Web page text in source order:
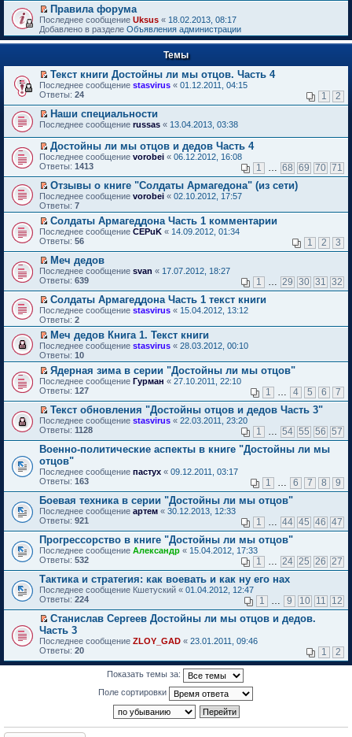
й
т
и
к
п
в
о
м
у
н
е
п
р
о
ч
и
т
а
н
н
о
м
у
с
о
о
б
щ
е
н
и
ю
П
е
р
е
т
и
к
п
р
в
о
м
у
н
е
п
р
о
ч
и
т
а
н
н
о
м
у
с
о
о
б
щ
е
н
и
ю
Правила форума
Последнее сообщение Uksus « 18.02.2013, 08:17
Добавлено в разделе Объявления администрации
Темы
П
е
е
й
т
и
к
п
е
р
в
о
м
у
н
е
п
р
о
ч
и
т
а
н
н
о
м
у
с
о
о
б
щ
е
и
ю
Текст книги Достойны ли мы отцов. Часть 4
Последнее сообщение stasvirus « 01.12.2011, 04:15
Ответы: 24 1 2
П
р
е
й
т
и
к
п
е
р
в
о
м
у
н
е
п
р
о
ч
и
т
а
н
н
о
м
у
с
о
б
щ
е
н
и
ю
Наши специальности
Последнее сообщение russas « 13.04.2013, 03:38
П
е
е
й
т
и
к
п
е
в
о
м
у
н
е
п
р
о
ч
и
т
а
н
н
о
м
у
с
о
щ
е
н
и
ю
Достойны ли мы отцов и дедов Часть 4
Последнее сообщение vorobei « 06.12.2012, 16:08
Ответы: 1413 1 68 69 70 71
П
е
р
е
й
т
и
п
е
в
о
м
у
н
е
п
р
о
ч
и
т
н
н
о
м
у
с
о
о
б
щ
е
н
и
ю
Отзывы о книге "Солдаты Армагедона" (из сети)
Последнее сообщение vorobei « 02.10.2012, 17:57
Ответы: 7
П
е
е
й
т
и
к
п
е
р
в
о
м
у
н
е
п
р
о
ч
и
а
н
н
о
м
у
с
о
о
б
щ
е
н
и
ю
Солдаты Армагеддона Часть 1 комментарии
Последнее сообщение CEPuK « 14.09.2012, 01:34
Ответы: 56 1 2 3
П
е
е
й
т
и
п
е
р
в
о
м
у
н
е
п
р
о
ч
и
т
а
н
н
о
м
у
с
о
о
б
щ
е
н
и
ю
Меч дедов
Последнее сообщение svan « 17.07.2012, 18:27
Ответы: 639 1 29 30 31 32
П
е
р
е
й
т
и
к
п
е
р
о
м
у
н
е
п
р
о
ч
и
т
а
н
н
о
м
у
с
о
о
б
щ
е
н
и
Солдаты Армагеддона Часть 1 текст книги
Последнее сообщение stasvirus « 15.04.2012, 13:12
Ответы: 2
П
е
р
е
й
т
и
к
п
е
в
м
у
н
е
п
р
о
ч
и
т
а
н
н
о
м
у
с
о
о
б
щ
е
Меч дедов Книга 1. Текст книги
Последнее сообщение stasvirus « 28.03.2012, 00:10
Ответы: 10
П
е
е
т
и
п
е
р
в
о
м
у
н
е
п
р
о
и
т
а
н
н
о
м
у
с
о
ю
Ядерная зима в серии "Достойны ли мы отцов"
Последнее сообщение Гурман « 27.10.2011, 22:10
Ответы: 127 1 4 5 6 7
П
е
е
й
т
и
к
п
е
р
в
о
м
у
н
е
п
р
о
и
а
н
н
о
щ
Текст обновления "Достойны отцов и дедов Часть 3"
Последнее сообщение stasvirus « 22.03.2011, 23:20
Ответы: 1128 1 54 55 56 57
Военно-политические аспекты в книге "Достойны ли мы
отцов"
Последнее сообщение пастух « 09.12.2011, 03:17
Ответы: 163 1 6 7 8 9
Боевая техника в серии "Достойны ли мы отцов"
Последнее сообщение артем « 30.12.2013, 12:33
Ответы: 921 1 44 45 46 47
Прогрессорство в книге "Достойны ли мы отцов"
Последнее сообщение Александр « 15.04.2012, 17:33
Ответы: 532 1 24 25 26 27
Тактика и стратегия: как воевать и как ну его нах
Последнее сообщение Кшетуский « 01.04.2012, 12:47
Ответы: 224 1 9 10 11 12
П
е
р
е
й
в
Станислав Сергеев Достойны ли мы отцов и дедов.
Часть 3
Последнее сообщение ZLOY_GAD « 23.01.2011, 09:46
Ответы: 20 1 2
Показать темы за:
Поле сортировки